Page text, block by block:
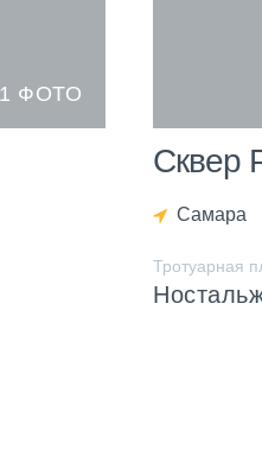
1 ФОТО
Сквер
Самара
Тротуарная